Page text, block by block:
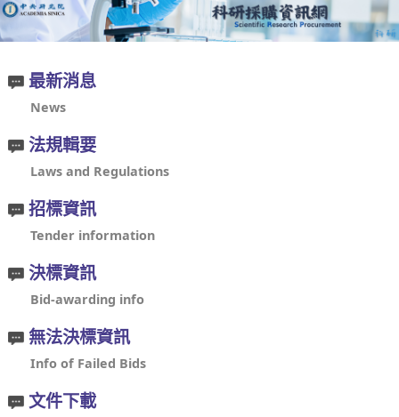
最新消息
News
法規輯要
Laws and Regulations
招標資訊
Tender information
決標資訊
Bid-awarding info
無法決標資訊
Info of Failed Bids
文件下載